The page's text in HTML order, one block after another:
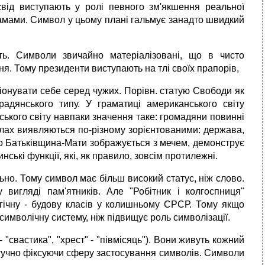
виступають у ролі певного зм'якшення реальної
Символ у цьому плані гальмує занадто швидкий
Символи звичайно матеріалізовані, що в чисто
Тому президенти виступають на тлі своїх прапорів,
себе серед чужих. Порівн. статую Свободи як
типу. У граматиці американського світу
світу навпаки значення таке: громадяни повинні
виявляються по-різному зорієнтованими: держава,
Мати зображується з мечем, демонструє
функції, які, як правило, зовсім протилежні.
Тому символ має більш високий статус, ніж слово.
пам'ятників. Але "Робітник і колгоспниця"
- будову класів у колишньому СРСР. Тому якщо
систему, ніж підвищує роль символізації.
"хрест" - "півмісяць"). Вони живуть кожний
фіксуючи сферу застосування символів. Символи